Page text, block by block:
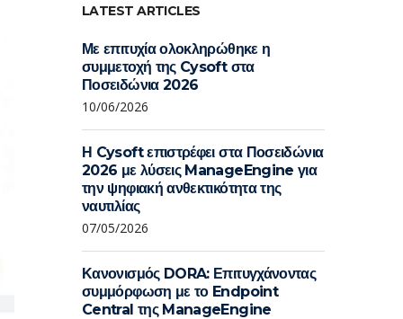
LATEST ARTICLES
Με επιτυχία ολοκληρώθηκε η
συμμετοχή της Cysoft στα
Ποσειδώνια 2026
10/06/2026
Η Cysoft επιστρέφει στα Ποσειδώνια
2026 με λύσεις ManageEngine για
την ψηφιακή ανθεκτικότητα της
ναυτιλίας
07/05/2026
Κανονισμός DORA: Επιτυγχάνοντας
συμμόρφωση με το Endpoint
Central της ManageEngine